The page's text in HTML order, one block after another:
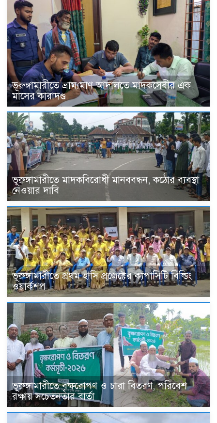
ভূরুঙ্গামারীতে ভ্রাম্যমাণ আদালতে মাদকসেবীর এক
মাসের কারাদণ্ড
ভূরুঙ্গামারীতে মাদকবিরোধী মানববন্ধন, কঠোর ব্যবস্থা
নেওয়ার দাবি
ভূরুঙ্গামারীতে প্রথম হাসি প্রজেক্টের ক্যপাসিটি বিল্ডিং
ওয়ার্কশপ
ভূরুঙ্গামারীতে বৃক্ষরোপণ ও চারা বিতরণ, পরিবেশ
রক্ষায় সচেতনতার বার্তা